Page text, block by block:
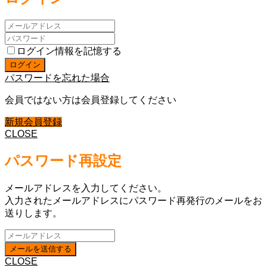
ログイン情報を記憶する
パスワードを忘れた場合
会員ではない方は会員登録してください
新規会員登録
CLOSE
パスワード再設定
メールアドレスを入力してください。
入力されたメールアドレスにパスワード再発行のメールをお
送りします。
CLOSE